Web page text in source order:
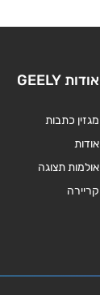
אודות GEELY
מגזין כתבות
אודות
אולמות תצוגה
קריירה